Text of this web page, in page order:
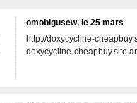
omobigusew, le 25 mars
http://doxycycline-
doxycycline-